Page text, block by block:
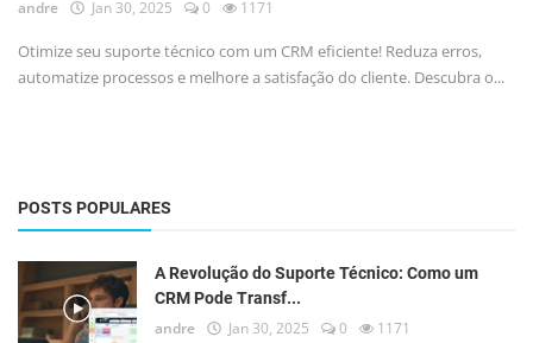
Registro
andre Jan 30, 2025 0 1171
Otimize seu suporte técnico com um CRM eficiente! Reduza erros,
automatize processos e melhore a satisfação do cliente. Descubra o...
POSTS POPULARES
A Revolução do Suporte Técnico: Como um
CRM Pode Transf...
andre Jan 30, 2025 0 1171